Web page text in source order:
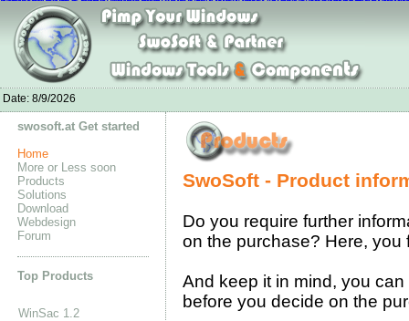
Adidas CC GAZELLE BOOST
Date: 8/9/2026
swosoft.at Get started
Home
More or Less soon
Products
Solutions
Download
Webdesign
Forum
Top Products
WinSac 1.2
SwoSoft - Product
Do you require further
on the purchase? Here, you
And keep it in mind, you
before you decide on the